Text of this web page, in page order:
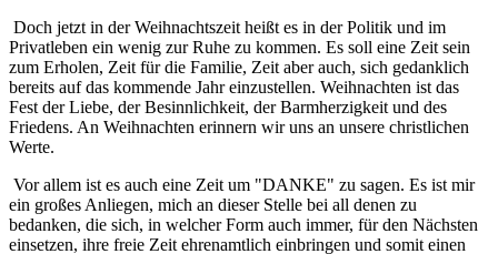
Doch jetzt in der Weihnachtszeit heißt es in der Politik und im
Privatleben ein wenig zur Ruhe zu kommen. Es soll eine Zeit sein
zum Erholen, Zeit für die Familie, Zeit aber auch, sich gedanklich
bereits auf das kommende Jahr einzustellen. Weihnachten ist das
Fest der Liebe, der Besinnlichkeit, der Barmherzigkeit und des
Friedens. An Weihnachten erinnern wir uns an unsere christlichen
Werte.
Vor allem ist es auch eine Zeit um "DANKE" zu sagen. Es ist mir
ein großes Anliegen, mich an dieser Stelle bei all denen zu
bedanken, die sich, in welcher Form auch immer, für den Nächsten
einsetzen, ihre freie Zeit ehrenamtlich einbringen und somit einen